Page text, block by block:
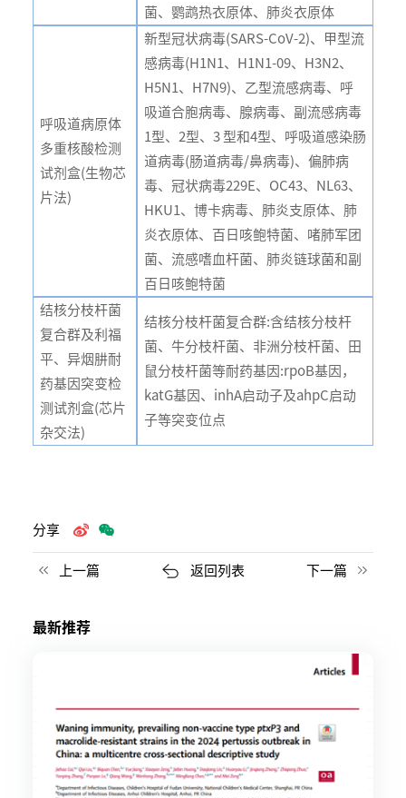
菌、鹦鹉热衣原体、肺炎衣原体
呼吸道病原体
多重核酸检测
试剂盒(生物芯
片法)
新型冠状病毒(SARS-CoV-2)、甲型流
感病毒(H1N1、H1N1-09、H3N2、
H5N1、H7N9)、乙型流感病毒、呼
吸道合胞病毒、腺病毒、副流感病毒
1型、2型、3 型和4型、呼吸道感染肠
道病毒(肠道病毒/鼻病毒)、偏肺病
毒、冠状病毒229E、OC43、NL63、
HKU1、博卡病毒、肺炎支原体、肺
炎衣原体、百日咳鲍特菌、啫肺军团
菌、流感嗜血杆菌、肺炎链球菌和副
百日咳鲍特菌
结核分枝杆菌
复合群及利福
平、异烟肼耐
药基因突变检
测试剂盒(芯片
杂交法)
结核分枝杆菌复合群:含结核分枝杆
菌、牛分枝杆菌、非洲分枝杆菌、田
鼠分枝杆菌等耐药基因:rpoB基因，
katG基因、inhA启动子及ahpC启动
子等突变位点
分享
上一篇 返回列表 下一篇
最新推荐